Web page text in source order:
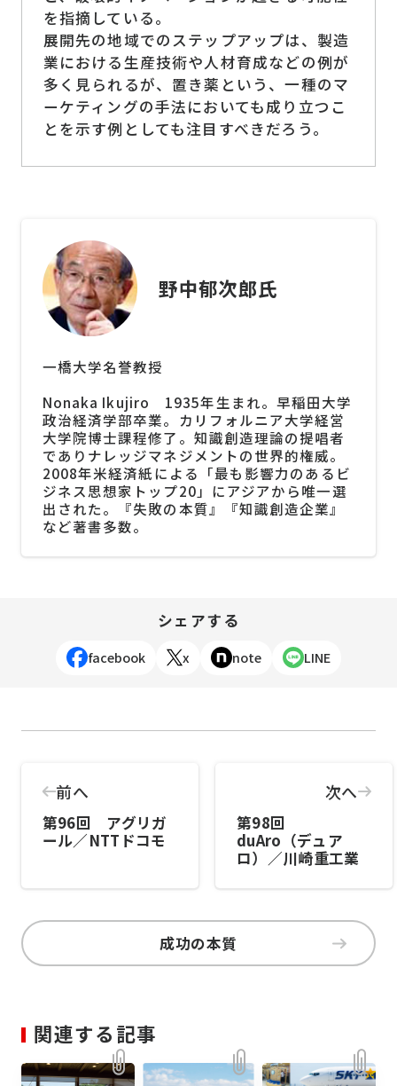
を指摘している。
展開先の地域でのステップアップは、製造
業における生産技術や人材育成などの例が
多く見られるが、置き薬という、一種のマ
ーケティングの手法においても成り立つこ
とを示す例としても注目すべきだろう。
野中郁次郎氏
一橋大学名誉教授
Nonaka Ikujiro 1935年生まれ。早稲田大学
政治経済学部卒業。カリフォルニア大学経営
大学院博士課程修了。知識創造理論の提唱者
でありナレッジマネジメントの世界的権威。
2008年米経済紙による「最も影響力のあるビ
ジネス思想家トップ20」にアジアから唯一選
出された。『失敗の本質』『知識創造企業』
など著書多数。
シェアする
facebook x note LINE
前へ
第96回 アグリガ
ール／NTTドコモ
次へ
第98回
duAro（デュア
ロ）／川崎重工業
成功の本質
関連する記事